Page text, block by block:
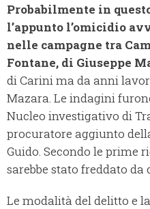
Probabilmente in
l’appunto l’omicidio
nelle campagne tra
Fontane, di Giuseppe
di Carini ma da anni
Mazara. Le indagini
Nucleo investigativo di
procuratore aggiunto
Guido. Secondo le prime
sarebbe stato freddato da
Le modalità del delitto e